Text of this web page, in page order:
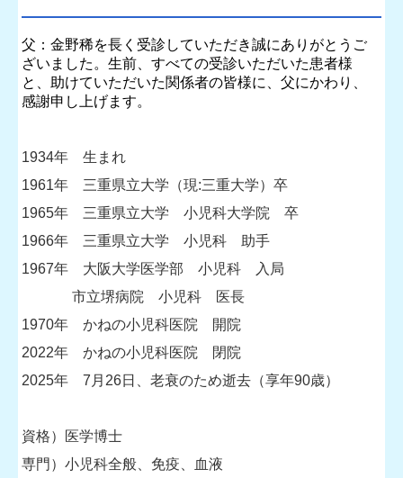
父：金野稀を長く受診していただき誠にありがとうご
ざいました。生前、すべての受診いただいた患者様
と、助けていただいた関係者の皆様に、父にかわり、
感謝申し上げます。
1934年 生まれ
1961年 三重県立大学（現:三重大学）卒
1965年 三重県立大学 小児科大学院 卒
1966年 三重県立大学 小児科 助手
1967年 大阪大学医学部 小児科 入局
市立堺病院 小児科 医長
1970年 かねの小児科医院 開院
2022年 かねの小児科医院 閉院
2025年 7月26日、老衰のため逝去（享年90歳）
資格）医学博士
専門）小児科全般、免疫、血液